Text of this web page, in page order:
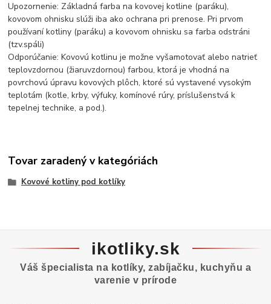
Upozornenie: Základná farba na kovovej kotline (paráku),
kovovom ohnisku slúži iba ako ochrana pri prenose. Pri prvom
používaní kotliny (paráku) a kovovom ohnisku sa farba odstráni
(tzv.spáli)
Odporúčanie: Kovovú kotlinu je možne vyšamotovať alebo natrieť
teplovzdornou (žiaruvzdornou) farbou, ktorá je vhodná na
povrchovú úpravu kovových plôch, ktoré sú vystavené vysokým
teplotám (kotle, krby, výfuky, komínové rúry, príslušenstvá k
tepelnej technike, a pod.).
Tovar zaradený v kategóriách
Kovové kotliny pod kotlíky
ikotliky.sk
Váš špecialista na kotlíky, zabíjačku, kuchyňu a
varenie v prírode